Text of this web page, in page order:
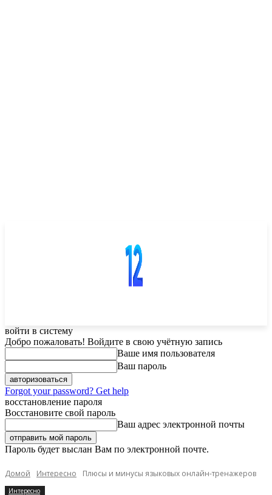
войти в систему
Добро пожаловать! Войдите в свою учётную запись
Ваше имя пользователя
Ваш пароль
Forgot your password? Get help
восстановление пароля
Восстановите свой пароль
Ваш адрес электронной почты
Пароль будет выслан Вам по электронной почте.
Домой Интересно Плюсы и минусы языковых онлайн-тренажеров
Интересно